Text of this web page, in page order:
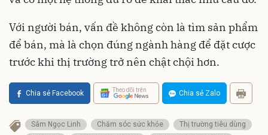
Với người bán, vấn đề không còn là tìm sản phẩm
để bán, mà là chọn đúng ngành hàng để đặt cược
trước khi thị trường trở nên chật chội hơn.
Chia sẻ Facebook Theo dõi trên Chia sẻ Zalo
Sâm Ngọc Linh Chăm sóc sức khỏe
Thị trường tiêu dùng